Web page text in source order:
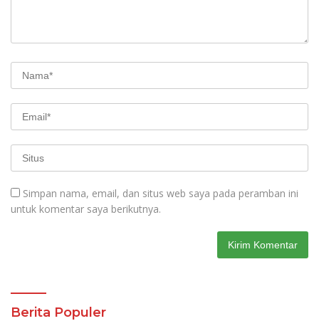
Simpan nama, email, dan situs web saya pada peramban ini
untuk komentar saya berikutnya.
Berita Populer